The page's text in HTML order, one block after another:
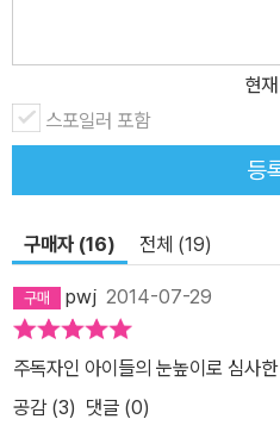
은 재미있는 캐릭터들을 이용하여
야기로 만들어 냈다. 더불어 몸보다
간을 가장 간절히 기다리는 요즘 아
서사는 거침없는 해방감을 줄 것이
있다, 이얍!” 나 자신을 믿는 ‘신(
핵심이다! 『건방이의 건방진 수련기』는 유일한 피붙이 할머니를 잃은
초등학교 2학년 건이가 우연찮은 기
나 오방권법을 수련하면서 겪은 삼
마다 찾던 ‘비밀의 집’을 마지막으
현재
스포일러 포함
등
구매자 (16) 전체 (19)
pwj 2014-07-29
주독자인 아이들의 눈높이로 심사
공감 (3) 댓글 (0)